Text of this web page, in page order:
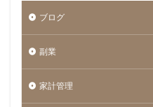
ブログ
副業
家計管理